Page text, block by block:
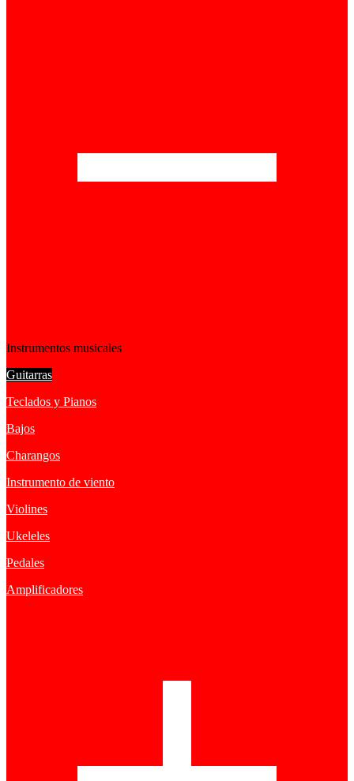
Instrumentos musicales
Guitarras
Teclados y Pianos
Bajos
Charangos
Instrumento de viento
Violines
Ukeleles
Pedales
Amplificadores